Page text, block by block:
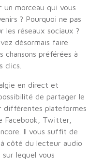
un morceau qui vous
? Pourquoi ne pas
les réseaux sociaux ?
désormais faire
préférées à
clics.
en direct et
de partager le
différentes plateformes
Facebook, Twitter,
Il vous suffit de
côté du lecteur audio
lequel vous